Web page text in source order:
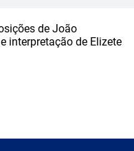
de João
interpretação de Elizete